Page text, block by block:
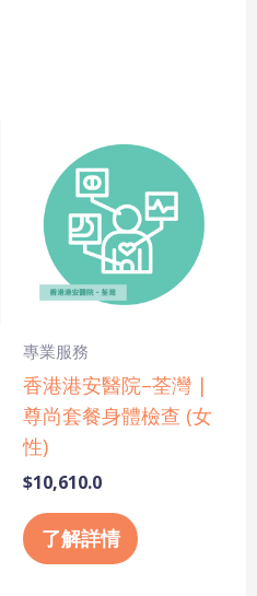
專業服務
香港港安醫院–荃灣 |
尊尚套餐身體檢查 (女
性)
$10,610.0
了解詳情